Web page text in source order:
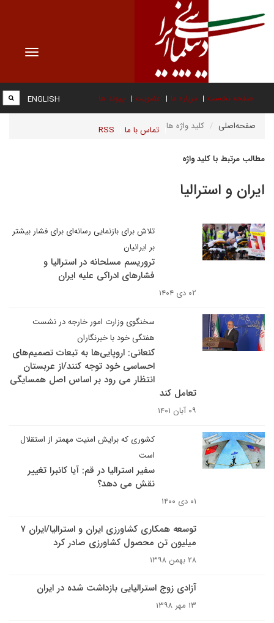
Toggle
صفحه نخست درباره ما عضویت پیوند ها
تماس با ما RSS
ENGLISH
صفحه‌اصلی کلید واژه ها
مطالب مرتبط با کلید واژه
ایران و استرالیا
تلاش برای بازنمایی رسانه‌ای برای فشار بیشتر
بر ایرانیان
تروریسم مسلحانه در استرالیا و
فشارهای ادراکی علیه ایران
۰۲ دی ۱۴۰۴
سخنگوی وزارت امور خارجه در نشست
هفتگی خود با خبرنگاران
کنعانی: اروپایی‌ها به تبعات تصمیم‌های
احساسی خود توجه کنند/از عربستان
انتظار می رود بر اساس اصل همسایگی
تعامل کند
۰۹ آبان ۱۴۰۱
کشوری که برایش امنیت مهمتر از استقلال
است
سفیر استرالیا در قم: آیا کانبرا تغییر
نقش می دهد؟
۰۱ دی ۱۴۰۰
توسعه همکاری کشاورزی ایران و استرالیا/ایران ۷
میلیون تن محصول کشاورزی صادر کرد
۲۸ بهمن ۱۳۹۸
آزادی زوج استرالیایی بازداشت شده در ایران
۱۳ مهر ۱۳۹۸